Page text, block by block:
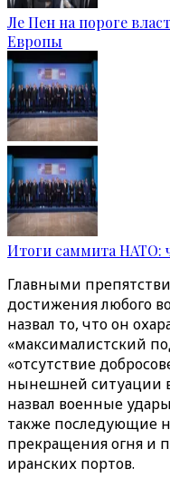
Ле Пен на пороге
Европы
Итоги саммита НАТО:
Главными
достижения любого
назвал то, что он
«максималистский
«отсутствие
нынешней ситуации
назвал военные
также последующие
прекращения огня и
иранских портов.